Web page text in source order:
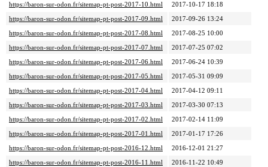
https://baron-sur-odon.fr/sitemap-pt-post-2017-10.html
2017-10-17 18:18
https://baron-sur-odon.fr/sitemap-pt-post-2017-09.html
2017-09-26 13:24
https://baron-sur-odon.fr/sitemap-pt-post-2017-08.html
2017-08-25 10:00
https://baron-sur-odon.fr/sitemap-pt-post-2017-07.html
2017-07-25 07:02
https://baron-sur-odon.fr/sitemap-pt-post-2017-06.html
2017-06-24 10:39
https://baron-sur-odon.fr/sitemap-pt-post-2017-05.html
2017-05-31 09:09
https://baron-sur-odon.fr/sitemap-pt-post-2017-04.html
2017-04-12 09:11
https://baron-sur-odon.fr/sitemap-pt-post-2017-03.html
2017-03-30 07:13
https://baron-sur-odon.fr/sitemap-pt-post-2017-02.html
2017-02-14 11:09
https://baron-sur-odon.fr/sitemap-pt-post-2017-01.html
2017-01-17 17:26
https://baron-sur-odon.fr/sitemap-pt-post-2016-12.html
2016-12-01 21:27
https://baron-sur-odon.fr/sitemap-pt-post-2016-11.html
2016-11-22 10:49